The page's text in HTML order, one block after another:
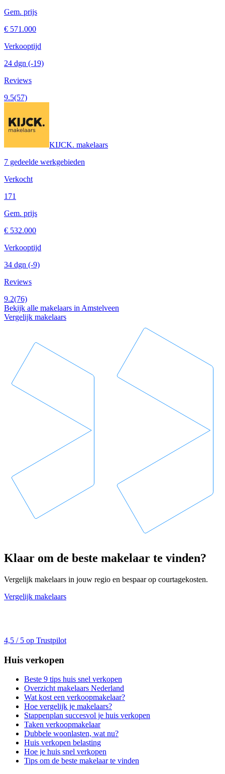
Gem. prijs
€ 571.000
Verkooptijd
24 dgn (-19)
Reviews
9.5(57)
KIJCK. makelaars
7 gedeelde werkgebieden
Verkocht
171
Gem. prijs
€ 532.000
Verkooptijd
34 dgn (-9)
Reviews
9.2(76)
Bekijk alle makelaars in Amstelveen
Vergelijk makelaars
Klaar om de beste makelaar te vinden?
Vergelijk makelaars in jouw regio en bespaar op courtagekosten.
Vergelijk makelaars
4,5 / 5 op Trustpilot
Huis verkopen
Beste 9 tips huis snel verkopen
Overzicht makelaars Nederland
Wat kost een verkoopmakelaar?
Hoe vergelijk je makelaars?
Stappenplan succesvol je huis verkopen
Taken verkoopmakelaar
Dubbele woonlasten, wat nu?
Huis verkopen belasting
Hoe je huis snel verkopen
Tips om de beste makelaar te vinden